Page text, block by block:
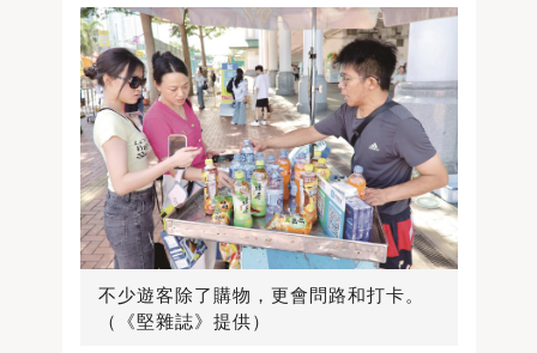
不少遊客除了購物，更會問路和打卡。
（《堅雜誌》提供）